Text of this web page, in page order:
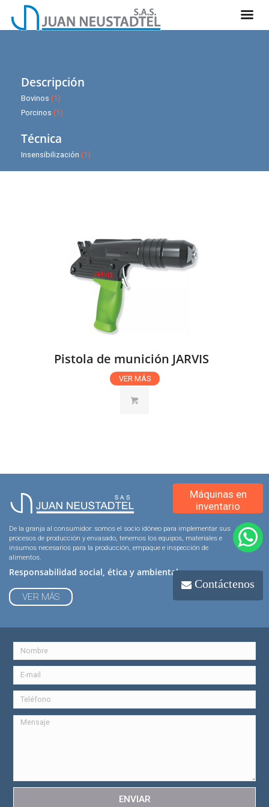
Contáctenos
Máquinas en
inventario
Descripción
Bovinos (1)
Porcinos (1)
Técnica
Insensibilización (1)
Pistola de munición JARVIS
VER MÁS
De la granja al consumidor: somos el socio idóneo para implementar sus
procesos de producción y envasado, tenemos los equipos, materiales e
insumos necesarios para la producción, empaque e inspección de
alimentos.
Responsabilidad social, ética y ambiental
VER MÁS
ENVIAR